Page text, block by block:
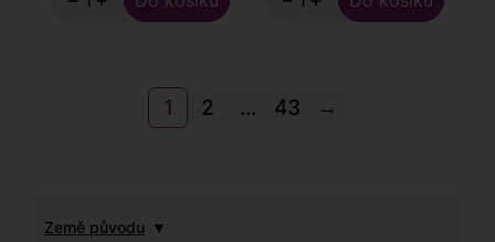
1 2 ... 43 →
Země původu